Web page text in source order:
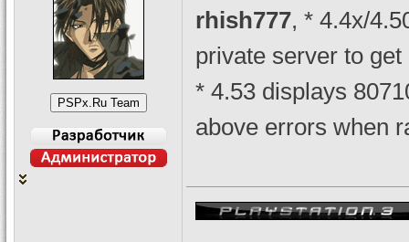
rhish777, * 4.4x/
private server to
* 4.53 displays
above errors when